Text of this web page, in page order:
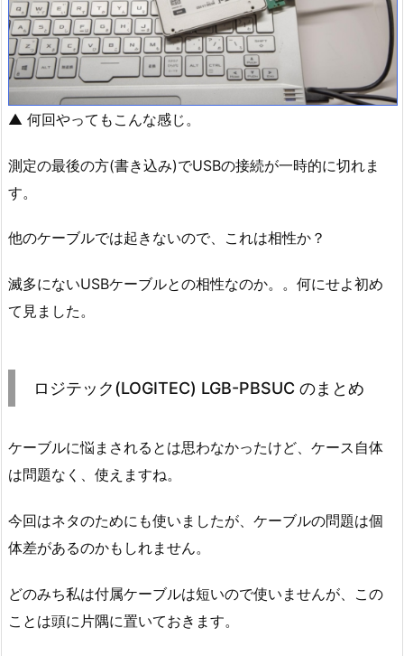
▲ 何回やってもこんな感じ。
測定の最後の方(書き込み)でUSBの接続が一時的に切れま
す。
他のケーブルでは起きないので、これは相性か？
滅多にないUSBケーブルとの相性なのか。。何にせよ初め
て見ました。
ロジテック(LOGITEC) LGB-PBSUC のまとめ
ケーブルに悩まされるとは思わなかったけど、ケース自体
は問題なく、使えますね。
今回はネタのためにも使いましたが、ケーブルの問題は個
体差があるのかもしれません。
どのみち私は付属ケーブルは短いので使いませんが、この
ことは頭に片隅に置いておきます。